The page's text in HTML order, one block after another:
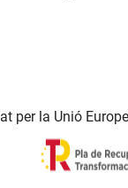
per la Unió